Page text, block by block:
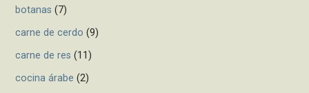
n
botanas (7)
carne de cerdo (9)
carne de res (11)
cocina árabe (2)